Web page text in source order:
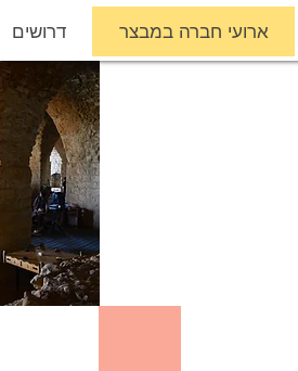
דרושים ארועי חברה במבצר